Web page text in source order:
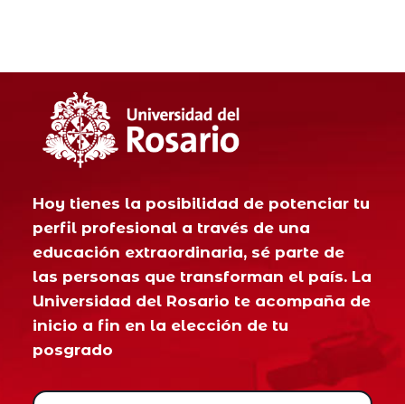
Hoy tienes la posibilidad de potenciar tu
perfil profesional a través de una
educación extraordinaria, sé parte de
las personas que transforman el país. La
Universidad del Rosario te acompaña de
inicio a fin en la elección de tu
posgrado